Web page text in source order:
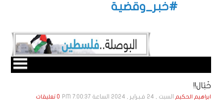
#خبر_وقضية
خَبَال!!
ابراهيم الحكيم السبت , 24 فـبـرايـر , 2024 الساعة 7:00:37 PM 0 تعليقات